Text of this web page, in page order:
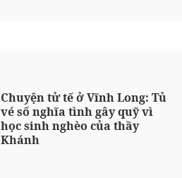
Chuyện tử tế ở Vĩnh Long: Tủ
vé số nghĩa tình gây quỹ vì
học sinh nghèo của thầy
Khánh